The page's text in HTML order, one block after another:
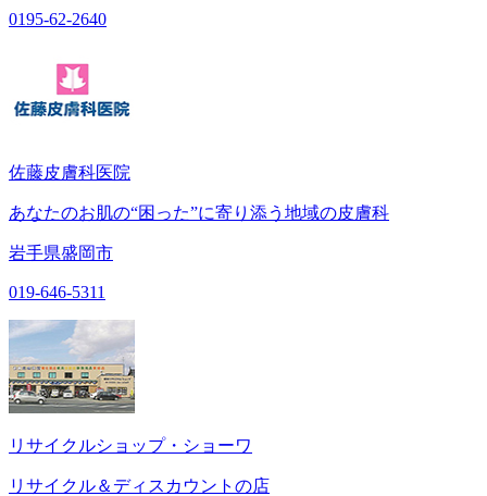
0195-62-2640
佐藤皮膚科医院
あなたのお肌の“困った”に寄り添う地域の皮膚科
岩手県盛岡市
019-646-5311
リサイクルショップ・ショーワ
リサイクル＆ディスカウントの店